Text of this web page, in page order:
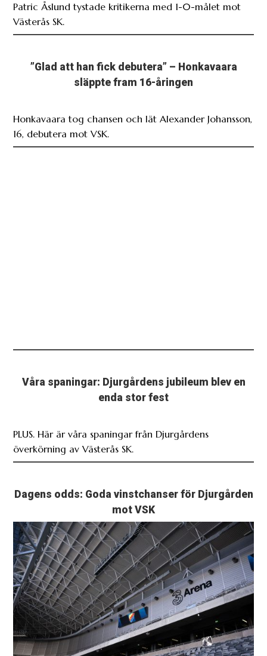
Patric Åslund tystade kritikerna med 1-0-målet mot
Västerås SK.
”Glad att han fick debutera” – Honkavaara
släppte fram 16-åringen
Honkavaara tog chansen och lät Alexander Johansson,
16, debutera mot VSK.
Våra spaningar: Djurgårdens jubileum blev en
enda stor fest
PLUS. Här är våra spaningar från Djurgårdens
överkörning av Västerås SK.
Dagens odds: Goda vinstchanser för Djurgården
mot VSK